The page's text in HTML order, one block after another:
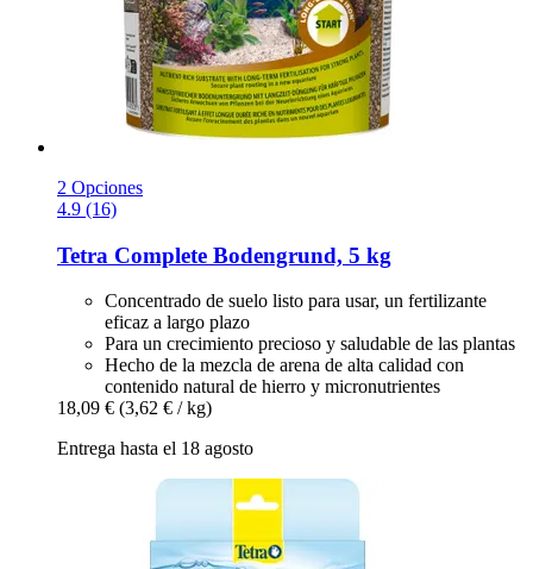
2 Opciones
4.9 (16)
Tetra Complete Bodengrund, 5 kg
Concentrado de suelo listo para usar, un fertilizante
eficaz a largo plazo
Para un crecimiento precioso y saludable de las plantas
Hecho de la mezcla de arena de alta calidad con
contenido natural de hierro y micronutrientes
18,09 € (3,62 € / kg)
Entrega hasta el 18 agosto